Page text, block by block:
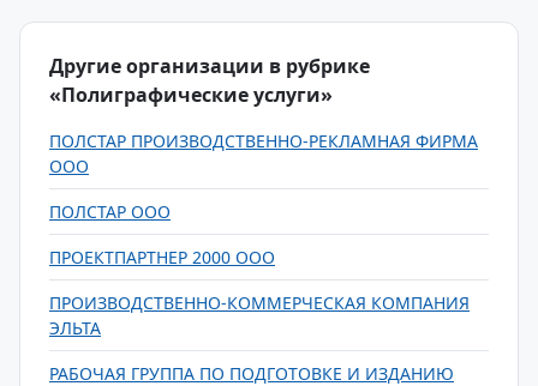
Другие организации в рубрике
«Полиграфические услуги»
ПОЛСТАР ПРОИЗВОДСТВЕННО-РЕКЛАМНАЯ ФИРМА
ООО
ПОЛСТАР ООО
ПРОЕКТПАРТНЕР 2000 ООО
ПРОИЗВОДСТВЕННО-КОММЕРЧЕСКАЯ КОМПАНИЯ
ЭЛЬТА
РАБОЧАЯ ГРУППА ПО ПОДГОТОВКЕ И ИЗДАНИЮ